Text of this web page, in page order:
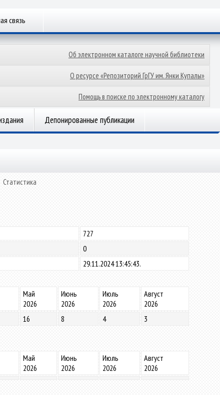
связь
Об электронном каталоге научной библиотеки
О ресурсе «Репозиторий ГрГУ им. Янки Купалы»
Помощь в поиске по электронному каталогу
Депонированные публикации
Статистика
727
0
29.11.2024 13:45:43.
Май
2026
Июнь
2026
Июль
2026
Август
2026
16 8 4 3
Май
2026
Июнь
2026
Июль
2026
Август
2026